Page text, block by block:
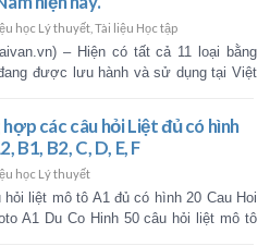
chương trình đào tạo lái [...]
Các ký hiệu trên cần số xe
và công dụng: P, R, N, D, 1,
B…
(laixehaivan.vn) – Các ký hiệu
số tự động và công dụng: Các
ô tô có cách ký hiệu khác nhau
trí số [...]
Các loại giấy phép lái xe và